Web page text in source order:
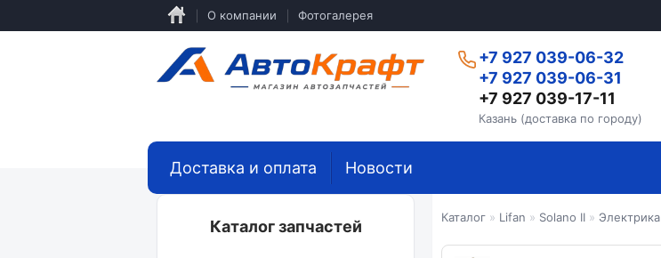
основному
О компании Фотогалерея
+7 927 039-06-32
+7 927 039-06-31
+7 927 039-17-11
Казань (доставка по городу)
Каталог » Lifan » Solano II » Электрика
Доставка и оплата Новости
Каталог запчастей